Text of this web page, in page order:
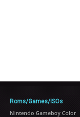
Roms/Games/ISOs
Nintendo Gameboy Color